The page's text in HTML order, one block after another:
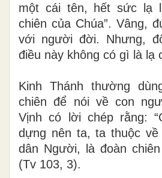
một cái tên, hết sức lạ
chiên của Chúa”. Vâng,
với người đời. Nhưng,
điều này không có gì là lạ
Kinh Thánh thường
chiên để nói về con
Vịnh có lời chép rằng:
dựng nên ta, ta thuộc
dân Người, là đoàn
(Tv 103, 3).